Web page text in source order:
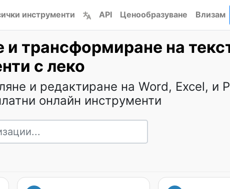
инструменти API Ценообразуване Влизам
трансформиране на
с леко
и редактиране на Word, Excel, и
онлайн инструменти